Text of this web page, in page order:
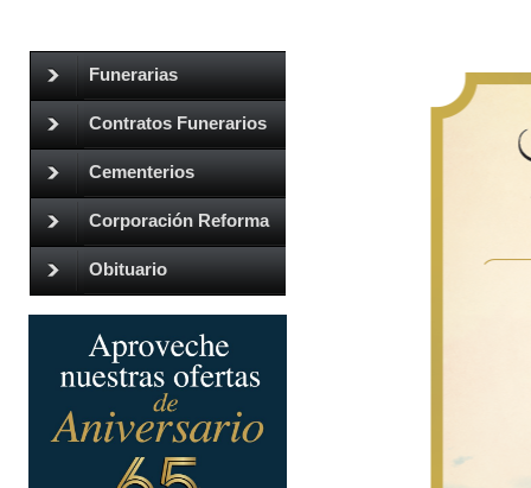
Funerarias
Contratos Funerarios
Cementerios
Corporación Reforma
Obituario